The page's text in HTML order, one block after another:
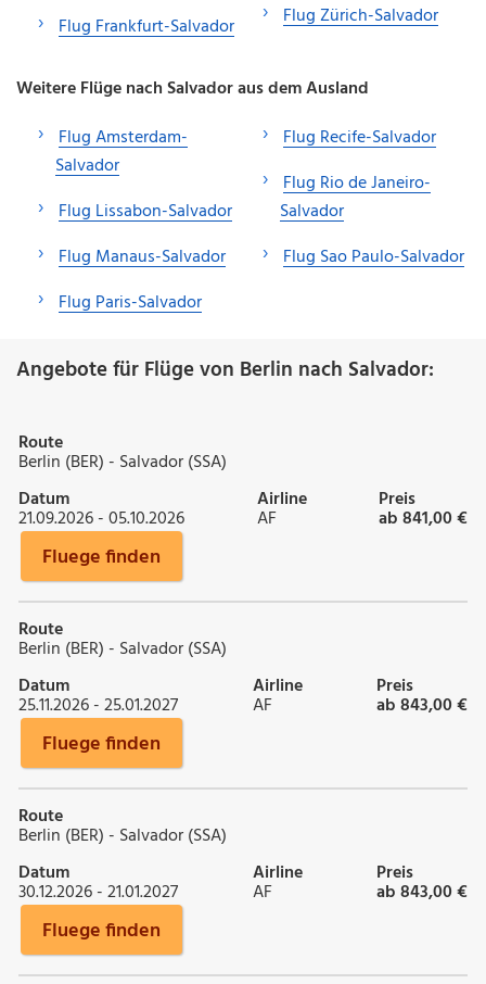
Flug Frankfurt-Salvador
Flug Zürich-Salvador
Weitere Flüge nach Salvador aus dem Ausland
Flug Amsterdam-
Salvador
Flug Lissabon-Salvador
Flug Manaus-Salvador
Flug Paris-Salvador
Flug Recife-Salvador
Flug Rio de Janeiro-
Salvador
Flug Sao Paulo-Salvador
Angebote für Flüge von Berlin nach Salvador:
Route
Berlin (BER) - Salvador (SSA)
Datum
21.09.2026 - 05.10.2026
Airline
AF
Preis
ab 841,00 €
Fluege finden
Route
Berlin (BER) - Salvador (SSA)
Datum
25.11.2026 - 25.01.2027
Airline
AF
Preis
ab 843,00 €
Fluege finden
Route
Berlin (BER) - Salvador (SSA)
Datum
30.12.2026 - 21.01.2027
Airline
AF
Preis
ab 843,00 €
Fluege finden